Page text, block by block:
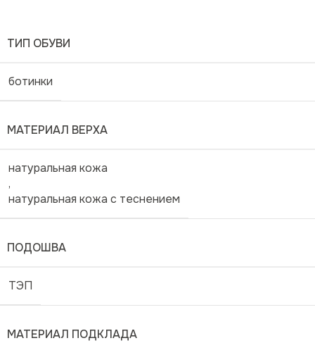
ТИП ОБУВИ
ботинки
МАТЕРИАЛ ВЕРХА
натуральная кожа
,
натуральная кожа с теснением
ПОДОШВА
ТЭП
МАТЕРИАЛ ПОДКЛАДА